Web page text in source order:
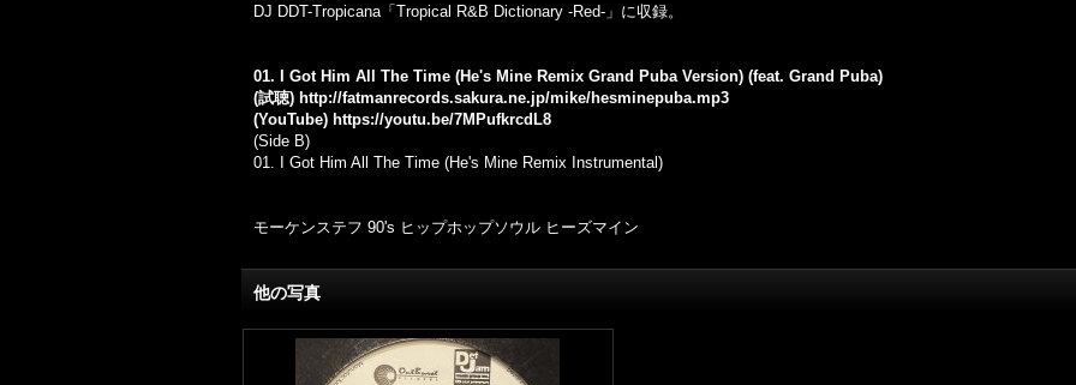
DJ DDT-Tropicana「Tropical R&B Dictionary -Red-」に収録。
01. I Got Him All The Time (He's Mine Remix Grand Puba Version) (feat. Grand Puba)
(試聴) http://fatmanrecords.sakura.ne.jp/mike/hesminepuba.mp3
(YouTube) https://youtu.be/7MPufkrcdL8
(Side B)
01.
I Got Him All The Time (He's Mine Remix Instrumental)
モーケンステフ 90's ヒップホップソウル ヒーズマイン
他の写真